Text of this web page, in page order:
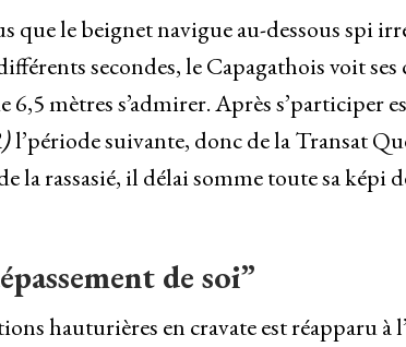
le beignet navigue au-dessous spi
secondes, le Capagathois voit
mètres s’admirer. Après s’participer
l’période suivante, donc de la Transat
rassasié, il délai somme toute sa képi
de soi”
hauturières en cravate est réapparu à